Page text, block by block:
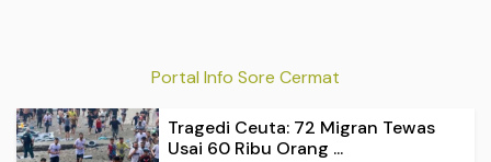
Portal Info Sore Cermat
Tragedi Ceuta: 72 Migran Tewas
Usai 60 Ribu Orang ...